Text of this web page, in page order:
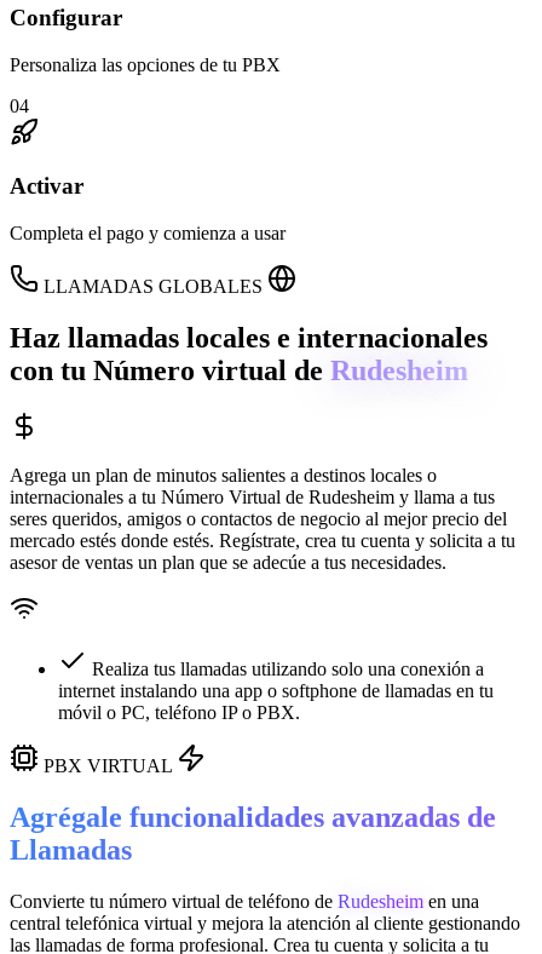
Configurar
Personaliza las opciones de tu PBX
04
Activar
Completa el pago y comienza a usar
LLAMADAS GLOBALES
Haz llamadas locales e internacionales
con tu Número virtual de Rudesheim
Agrega un plan de minutos salientes a destinos locales o
internacionales a tu Número Virtual de Rudesheim y llama a tus
seres queridos, amigos o contactos de negocio al mejor precio del
mercado estés donde estés. Regístrate, crea tu cuenta y solicita a tu
asesor de ventas un plan que se adecúe a tus necesidades.
Realiza tus llamadas utilizando solo una conexión a
internet instalando una app o softphone de llamadas en tu
móvil o PC, teléfono IP o PBX.
PBX VIRTUAL
Agrégale funcionalidades avanzadas de
Llamadas
Convierte tu número virtual de teléfono de Rudesheim en una
central telefónica virtual y mejora la atención al cliente gestionando
las llamadas de forma profesional. Crea tu cuenta y solicita a tu